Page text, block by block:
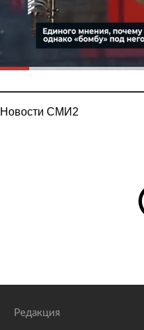
Новости СМИ2
Редакция